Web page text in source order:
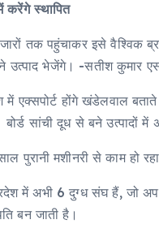
करेंगे स्थापित
तक पहुंचाकर इसे
भेजेंगे। -सतीश कुमार
में एक्सपोर्ट होंगे खंडेलवाल
सांची दूध से बने उत्पादों
पुरानी मशीनरी से काम हो
में अभी 6 दुग्ध संघ हैं, जो
बन जाती है।